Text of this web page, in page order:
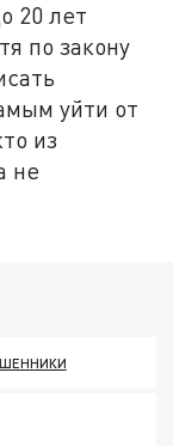
20 лет
по закону
уйти от
из
не